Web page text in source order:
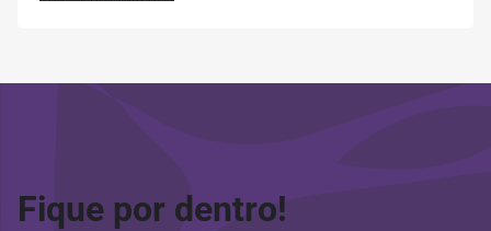
Fique por dentro!